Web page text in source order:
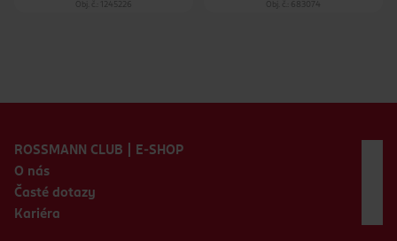
Obj. č.: 1245226 Obj. č.: 683074
ROSSMANN CLUB | E-SHOP
O nás
Časté dotazy
Kariéra